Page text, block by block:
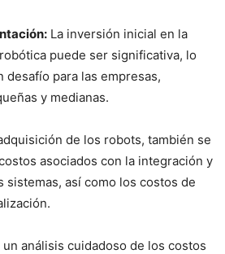
La inversión inicial en la
puede ser significativa, lo
desafío para las empresas,
y medianas.
de los robots, también se
asociados con la integración y
sistemas, así como los costos de
análisis cuidadoso de los costos